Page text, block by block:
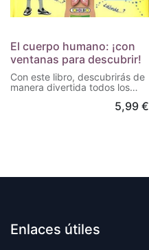
El cuerpo humano: ¡con
ventanas para descubrir!
Con este libro, descubrirás de
manera divertida todos los
Abre las ventanas de cada
5,99€
Enlaces útiles